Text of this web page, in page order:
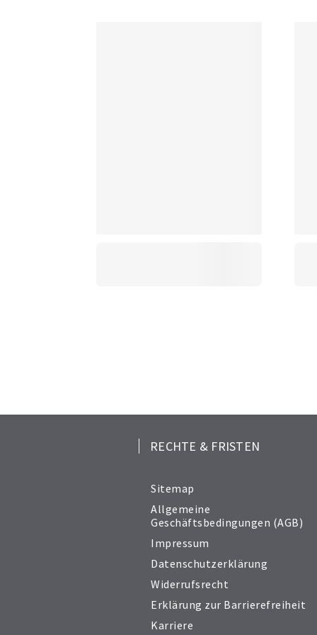
RECHTE & FRISTEN
Sitemap
Allgemeine
Geschäftsbedingungen (AGB)
Impressum
Datenschutzerklärung
Widerrufsrecht
Erklärung zur Barrierefreiheit
Karriere